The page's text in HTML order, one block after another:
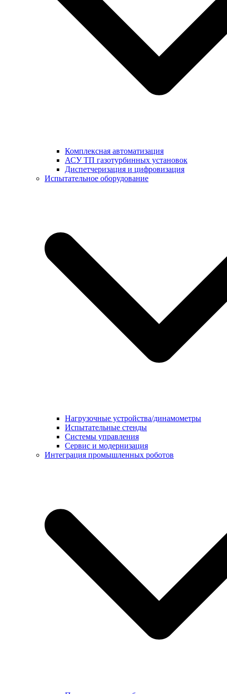
Комплексная автоматизация
АСУ ТП газотурбинных установок
Диспетчеризация и цифровизация
Испытательное оборудование
Нагрузочные устройства/динамометры
Испытательные стенды
Системы управления
Сервис и модернизация
Интеграция промышленных роботов